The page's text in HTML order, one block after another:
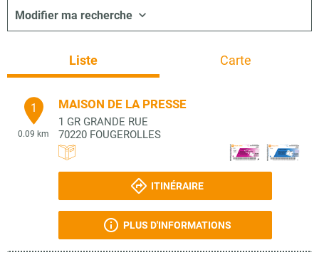
Modifier ma recherche
Liste Carte
1
0.09 km
MAISON DE LA PRESSE
1 GR GRANDE RUE
70220 FOUGEROLLES
ITINÉRAIRE
PLUS D'INFORMATIONS